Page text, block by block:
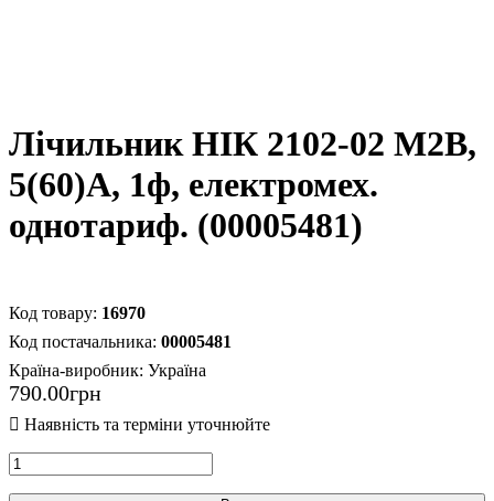
Лічильник НІК 2102-02 М2В,
5(60)А, 1ф, електромех.
однотариф. (00005481)
16970
00005481
Країна-виробник: Україна
790.00грн